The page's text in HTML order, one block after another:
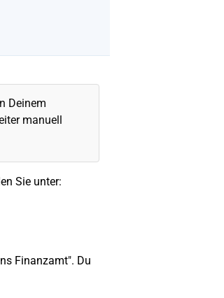
Deinem
manuell
Sie unter:
Finanzamt". Du